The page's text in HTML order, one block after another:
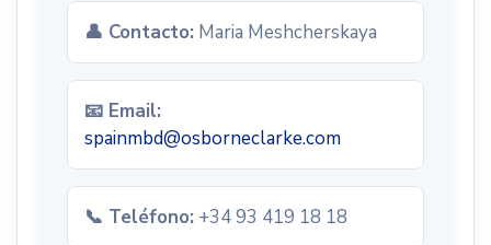
👤 Contacto: Maria Meshcherskaya
📧 Email:
spainmbd@osborneclarke.com
📞 Teléfono: +34 93 419 18 18